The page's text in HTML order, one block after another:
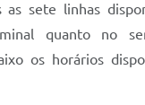
as sete linhas
quanto no
os horários